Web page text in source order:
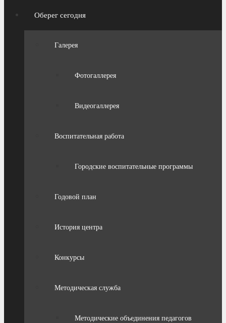
Оберег сегодня
Галерея
Фотогаллерея
Видеогаллерея
Воспитательная работа
Городские воспитательные программы
Годовой план
История центра
Конкурсы
Методическая служба
Методические объединения педагогов